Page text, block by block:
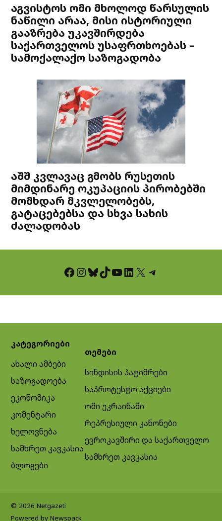
აგვისტოს ომი მხოლოდ წარსულის
ნაწილი არაა, მისი ისტორიული
გააზრება უკავშირდება
საქართველოს უსაფრთხოებას –
სამოქალაქო საზოგადობა
აშშ კვლავაც გმობს რუსეთის
მიმდინარე ოკუპაციის პირობებში
მომხდარ მკვლელობებს,
გატაცებებსა და სხვა სახის
ძალადობას
Facebook InstagramBluesky TikTok YouTube LinkedIn X Telegram
კატეგორიები
ახალი ამბები
საზოგადოება
ეკონომიკა
კომენტარი
ხელოვნება
სამხრეთ კავკასია
ბლოგები
თემები
სინდისის პატიმრები
საპროტესტო აქციები
ომი უკრაინაში
რეპრესიული კანონები
ევროკავშირი და საქართველო
სამხრეთ კავკასია
© 2026 Netgazeti
Powered by Newspack